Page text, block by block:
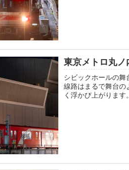
東京メトロ丸ノ
シビックホールの舞
線路はまるで舞台の
く浮かび上がります。